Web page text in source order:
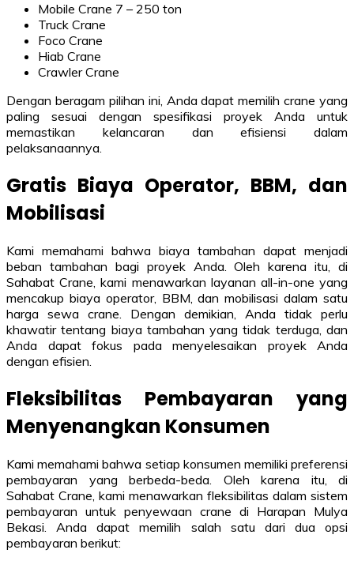
Mobile Crane 7 – 250 ton
Truck Crane
Foco Crane
Hiab Crane
Crawler Crane
Dengan beragam pilihan ini, Anda dapat memilih crane yang
paling sesuai dengan spesifikasi proyek Anda untuk
memastikan kelancaran dan efisiensi dalam
pelaksanaannya.
Gratis Biaya Operator, BBM, dan
Mobilisasi
Kami memahami bahwa biaya tambahan dapat menjadi
beban tambahan bagi proyek Anda. Oleh karena itu, di
Sahabat Crane, kami menawarkan layanan all-in-one yang
mencakup biaya operator, BBM, dan mobilisasi dalam satu
harga sewa crane. Dengan demikian, Anda tidak perlu
khawatir tentang biaya tambahan yang tidak terduga, dan
Anda dapat fokus pada menyelesaikan proyek Anda
dengan efisien.
Fleksibilitas Pembayaran yang
Menyenangkan Konsumen
Kami memahami bahwa setiap konsumen memiliki preferensi
pembayaran yang berbeda-beda. Oleh karena itu, di
Sahabat Crane, kami menawarkan fleksibilitas dalam sistem
pembayaran untuk penyewaan crane di Harapan Mulya
Bekasi. Anda dapat memilih salah satu dari dua opsi
pembayaran berikut: